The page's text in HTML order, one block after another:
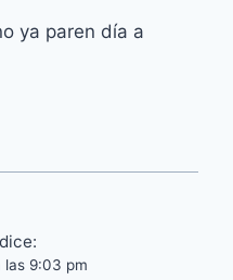
ya paren día a
dice:
las 9:03 pm